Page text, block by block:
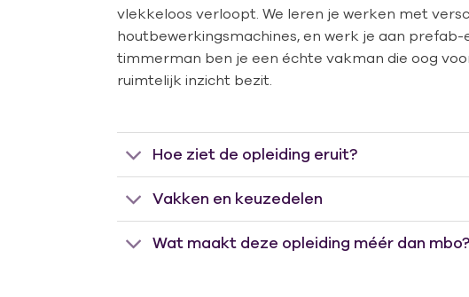
vlekkeloos verloopt. We leren je werken met
houtbewerkingsmachines, en werk je aan
timmerman ben je een échte vakman die oog
ruimtelijk inzicht bezit.
Hoe ziet de opleiding eruit?
Vakken en keuzedelen
Wat maakt deze opleiding méér dan mbo?